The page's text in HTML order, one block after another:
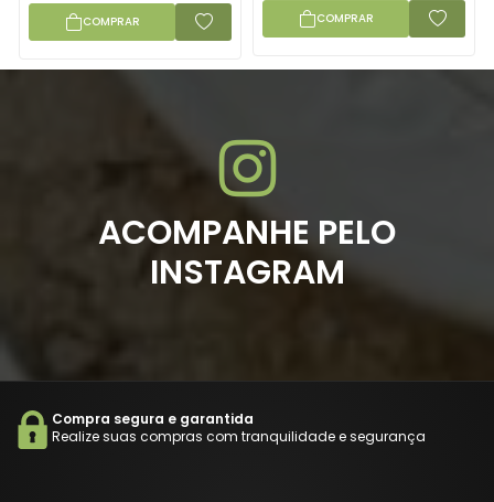
COMPRAR COMPRAR
ACOMPANHE PELO
INSTAGRAM
Compra segura e garantida
Realize suas compras com tranquilidade e segurança